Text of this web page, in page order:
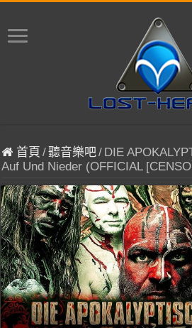
首頁 /聽音樂吧/ DIE
Auf Und Nieder (OFFICIAL